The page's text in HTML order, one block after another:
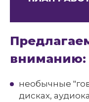
вниманию:
необычные
дисках,